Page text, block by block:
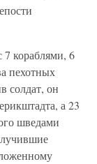
7 кораблями, 6
пехотных
солдат, он
а 23
шведами